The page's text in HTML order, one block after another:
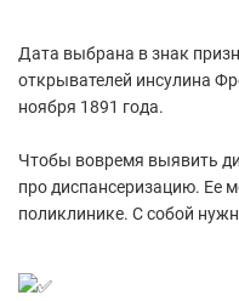
Дата выбрана в знак
открывателей инсулина
ноября 1891 года.
Чтобы вовремя выявить
про диспансеризацию. Ее
поликлинике. С собой